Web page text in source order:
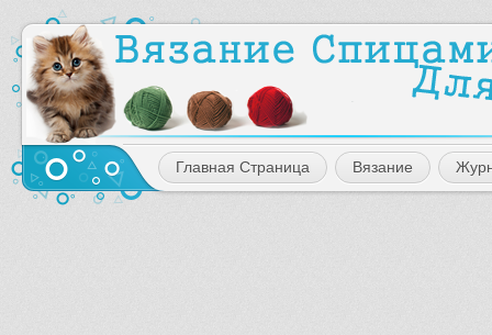
Главная Страница Вязание